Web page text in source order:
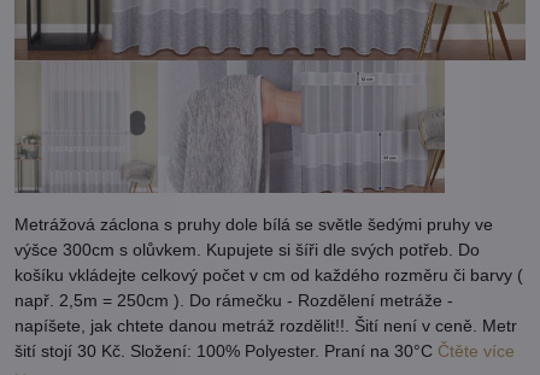
Metrážová záclona s pruhy dole bílá se světle šedými pruhy ve
výšce 300cm s olůvkem. Kupujete si šíři dle svých potřeb. Do
košíku vkládejte celkový počet v cm od každého rozměru či barvy (
např. 2,5m = 250cm ). Do rámečku - Rozdělení metráže -
napíšete, jak chtete danou metráž rozdělit!!. Šití není v ceně. Metr
šití stojí 30 Kč. Složení: 100% Polyester. Praní na 30°C Čtěte více